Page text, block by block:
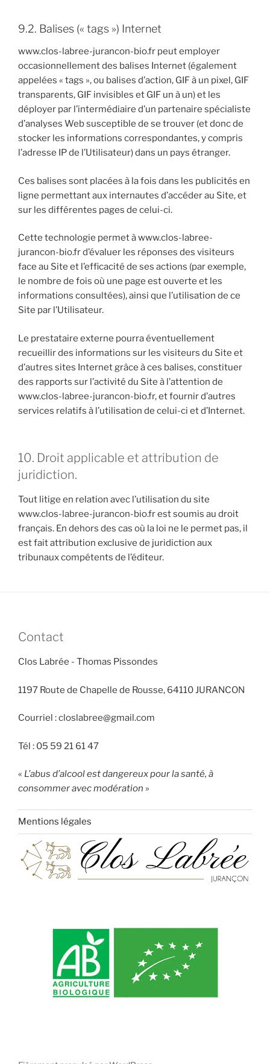
9.2. Balises (« tags ») Internet
www.clos-labree-jurancon-bio.fr peut employer
occasionnellement des balises Internet (également
appelées « tags », ou balises d’action, GIF à un pixel, GIF
transparents, GIF invisibles et GIF un à un) et les
déployer par l’intermédiaire d’un partenaire spécialiste
d’analyses Web susceptible de se trouver (et donc de
stocker les informations correspondantes, y compris
l’adresse IP de l’Utilisateur) dans un pays étranger.
Ces balises sont placées à la fois dans les publicités en
ligne permettant aux internautes d’accéder au Site, et
sur les différentes pages de celui-ci.
Cette technologie permet à www.clos-labree-
jurancon-bio.fr d’évaluer les réponses des visiteurs
face au Site et l’efficacité de ses actions (par exemple,
le nombre de fois où une page est ouverte et les
informations consultées), ainsi que l’utilisation de ce
Site par l’Utilisateur.
Le prestataire externe pourra éventuellement
recueillir des informations sur les visiteurs du Site et
d’autres sites Internet grâce à ces balises, constituer
des rapports sur l’activité du Site à l’attention de
www.clos-labree-jurancon-bio.fr, et fournir d’autres
services relatifs à l’utilisation de celui-ci et d’Internet.
10. Droit applicable et attribution de
juridiction.
Tout litige en relation avec l’utilisation du site
www.clos-labree-jurancon-bio.fr est soumis au droit
français. En dehors des cas où la loi ne le permet pas, il
est fait attribution exclusive de juridiction aux
tribunaux compétents de l’éditeur.
Contact
Clos Labrée - Thomas Pissondes
1197 Route de Chapelle de Rousse, 64110 JURANCON
Courriel : closlabree@gmail.com
Tél : 05 59 21 61 47
« L’abus d’alcool est dangereux pour la santé, à
consommer avec modération »
Mentions légales